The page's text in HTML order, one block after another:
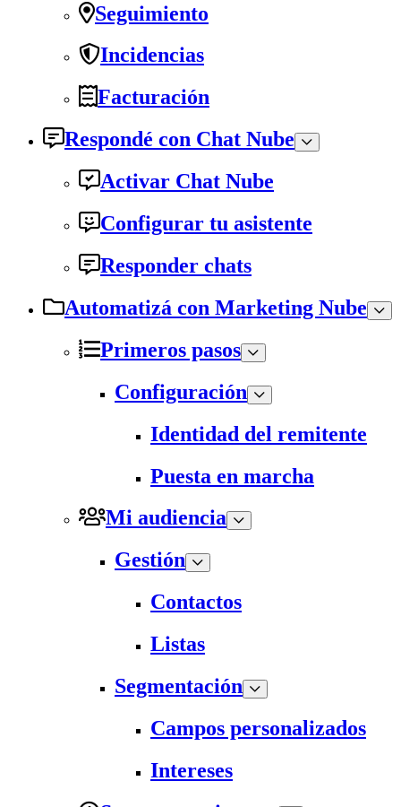
Seguimiento
Incidencias
Facturación
Respondé con Chat Nube
Activar Chat Nube
Configurar tu asistente
Responder chats
Automatizá con Marketing Nube
Primeros pasos
Configuración
Identidad del remitente
Puesta en marcha
Mi audiencia
Gestión
Contactos
Listas
Segmentación
Campos personalizados
Intereses